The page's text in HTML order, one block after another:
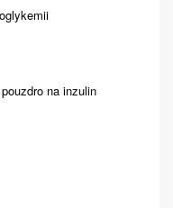
na inzulin